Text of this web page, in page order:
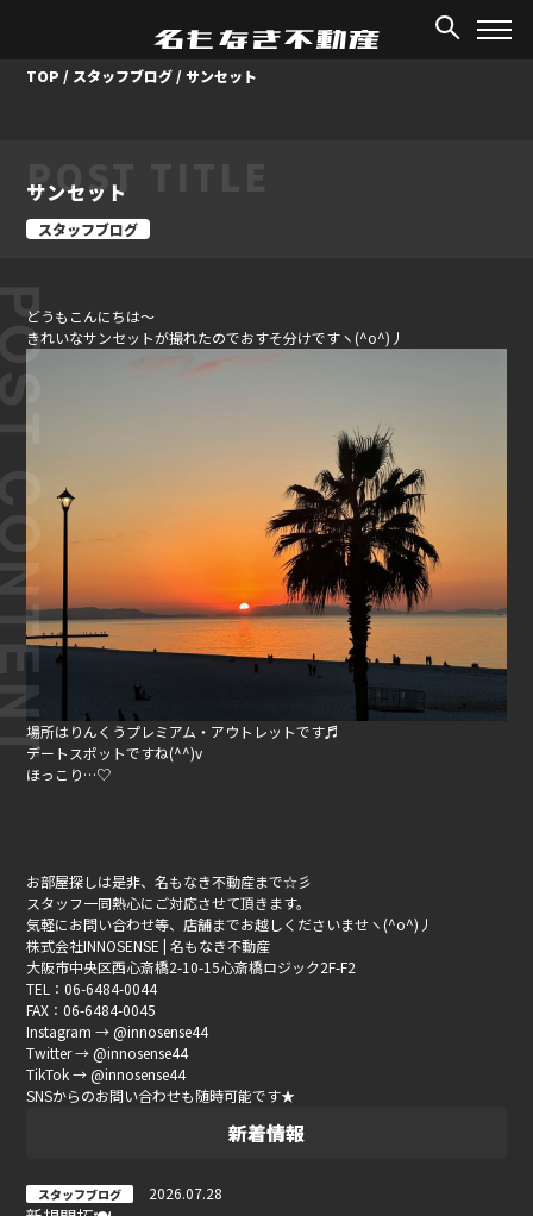
TOP / スタッフブログ /サンセット
POST TITLE
サンセット
スタッフブログ
どうもこんにちは～
きれいなサンセットが撮れたのでおすそ分けですヽ(^o^)丿
場所はりんくうプレミアム・アウトレットです♬
デートスポットですね(^^)v
ほっこり…♡
お部屋探しは是非、名もなき不動産まで☆彡
スタッフ一同熱心にご対応させて頂きます。
気軽にお問い合わせ等、店舗までお越しくださいませヽ(^o^)丿
株式会社INNOSENSE | 名もなき不動産
大阪市中央区西心斎橋2-10-15心斎橋ロジック2F-F2
TEL：06-6484-0044
FAX：06-6484-0045
Instagram → @innosense44
Twitter → @innosense44
TikTok → @innosense44
SNSからのお問い合わせも随時可能です★
新着情報
スタッフブログ 2026.07.28